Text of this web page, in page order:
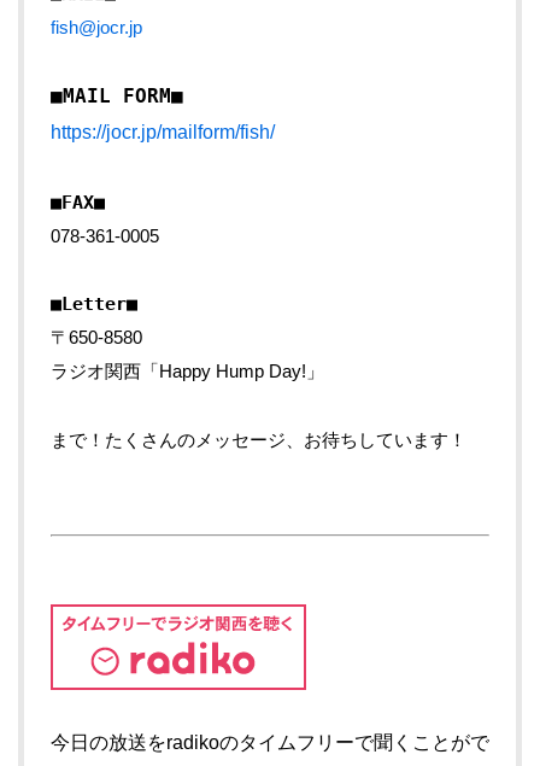
fish@jocr.jp
■MAIL FORM■
https://jocr.jp/mailform/fish/
■FAX■
078-361-0005
■Letter■
〒650-8580
ラジオ関西「Happy Hump Day!」
まで！たくさんのメッセージ、お待ちしています！
今日の放送をradikoのタイムフリーで聞くことがで